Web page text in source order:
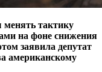
тактику
на фоне снижения
заявила депутат
американскому